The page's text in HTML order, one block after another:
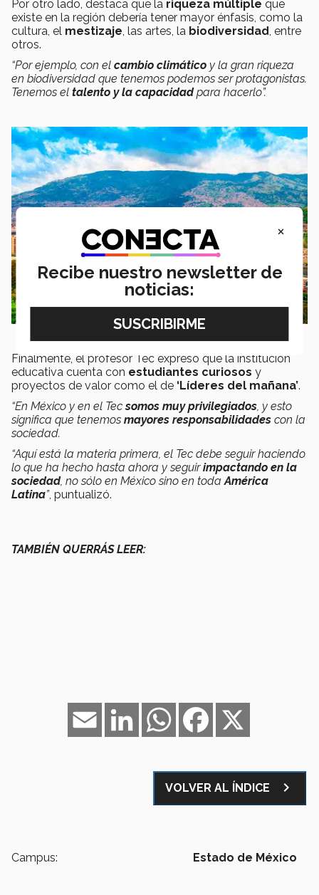
Por otro lado, destaca que la riqueza múltiple que
existe en la región debería tener mayor énfasis, como la
cultura, el mestizaje, las artes, la biodiversidad, entre
otros.
“Por ejemplo, con el cambio climático y la gran riqueza
en biodiversidad que tenemos podemos ser protagonistas.
Tenemos el talento y la capacidadpara hacerlo”.
Finalmente, el profesor Tec expresó que la institución
educativa cuenta con estudiantes curiosos y
proyectos de valor como el de ‘Líderes del mañana’.
“En México y en el Tecsomos muy privilegiados, y esto
significa que tenemos mayores responsabilidades con la
sociedad.
“Aquí está la materia primera, el Tec debe seguir haciendo
lo que ha hecho hasta ahora y seguirimpactando en la
sociedad, no sólo en México sino en todaAmérica
Latina”, puntualizó.
TAMBIÉN QUERRÁS LEER:
Facebook
WhatsApp
LinkedIn
Email
VOLVER AL ÍNDICE navigate_next
Campus: Estado de México
×
Recibe nuestro newsletter de
noticias: